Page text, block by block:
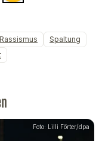
Rassismus
Spaltung
Foto: Lilli Förter/dpa